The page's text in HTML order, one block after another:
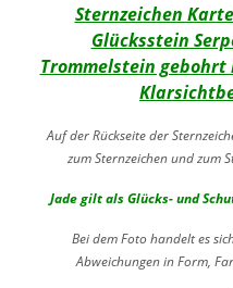
Sternzeichen
Glücksstein
Trommelstein
Auf der Rückseite der
zum Sternzeichen und zum
Jade gilt als Glücks- und
Bei dem Foto handelt es
Abweichungen in Form,